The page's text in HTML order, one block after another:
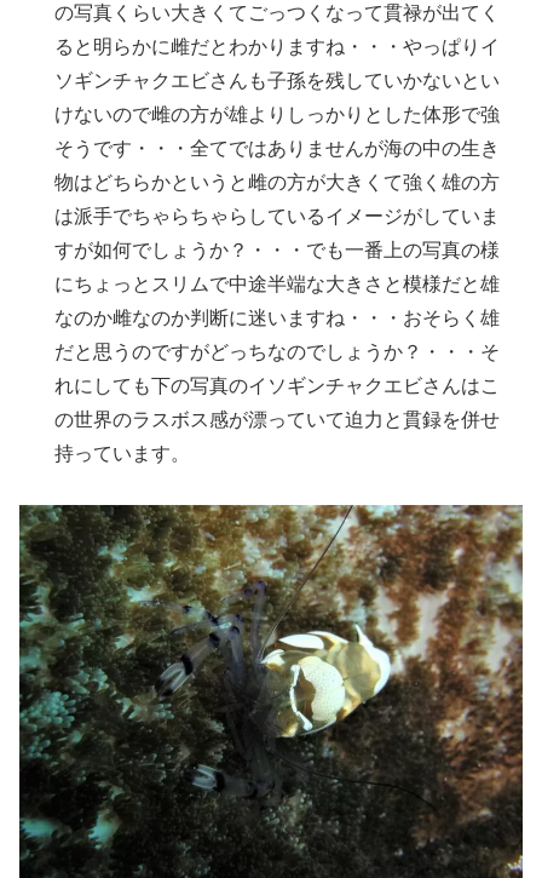
の写真くらい大きくてごっつくなって貫禄が出てく
ると明らかに雌だとわかりますね・・・やっぱりイ
ソギンチャクエビさんも子孫を残していかないとい
けないので雌の方が雄よりしっかりとした体形で強
そうです・・・全てではありませんが海の中の生き
物はどちらかというと雌の方が大きくて強く雄の方
は派手でちゃらちゃらしているイメージがしていま
すが如何でしょうか？・・・でも一番上の写真の様
にちょっとスリムで中途半端な大きさと模様だと雄
なのか雌なのか判断に迷いますね・・・おそらく雄
だと思うのですがどっちなのでしょうか？・・・そ
れにしても下の写真のイソギンチャクエビさんはこ
の世界のラスボス感が漂っていて迫力と貫録を併せ
持っています。